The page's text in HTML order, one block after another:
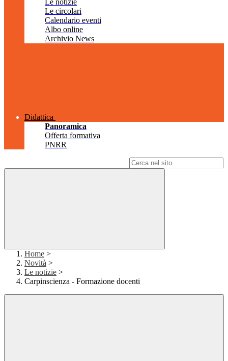
Le notizie
Le circolari
Calendario eventi
Albo online
Archivio News
Didattica
Panoramica
Offerta formativa
PNRR
Home >
Novità >
Le notizie >
Carpinscienza - Formazione docenti